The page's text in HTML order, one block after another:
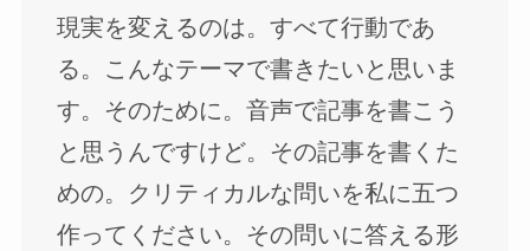
現実を変えるのは。すべて行動であ
る。こんなテーマで書きたいと思いま
す。そのために。音声で記事を書こう
と思うんですけど。その記事を書くた
めの。クリティカルな問いを私に五つ
作ってください。その問いに答える形